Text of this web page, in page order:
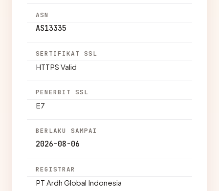
ASN
AS13335
SERTIFIKAT SSL
HTTPS Valid
PENERBIT SSL
E7
BERLAKU SAMPAI
2026-08-06
REGISTRAR
PT Ardh Global Indonesia